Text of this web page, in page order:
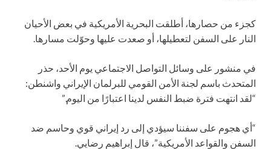
كجزء من حصارها، أطلقت البحرية الأمريكية في بعض الأحيان
النار على السفن لتعطيلها، أو صعدت عليها وحوّلت مسارها.
في منشور على وسائل التواصل الاجتماعي يوم الأحد، حذر
المتحدث باسم لجنة الأمن القومي للبرلمان الإيراني واشنطن:
“لقد انتهت فترة ضبط النفس لدينا اعتبارًا من اليوم.”
“أي هجوم على سفننا سيؤدي إلى رد إيراني قوي وحاسم ضد
السفن والقواعد الأمريكية”، قال إبراهيم رضايي.